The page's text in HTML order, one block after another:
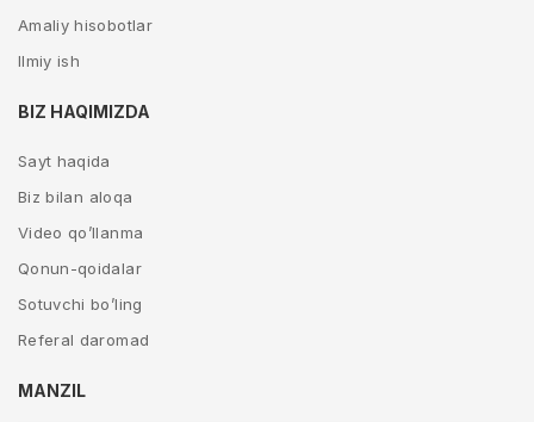
Amaliy hisobotlar
Ilmiy ish
BIZ HAQIMIZDA
Sayt haqida
Biz bilan aloqa
Video qo’llanma
Qonun-qoidalar
Sotuvchi bo’ling
Referal daromad
MANZIL